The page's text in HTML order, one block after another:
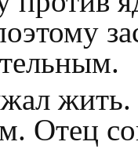
Отец